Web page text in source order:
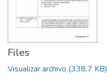
Files
Visualizar archivo (338.7 KB)